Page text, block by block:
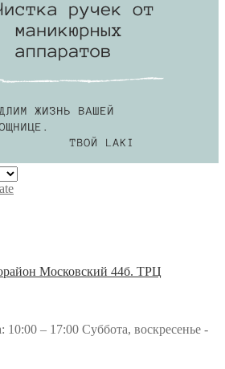
Московский 44б. ТРЦ
– 17:00 Суббота, воскресенье -